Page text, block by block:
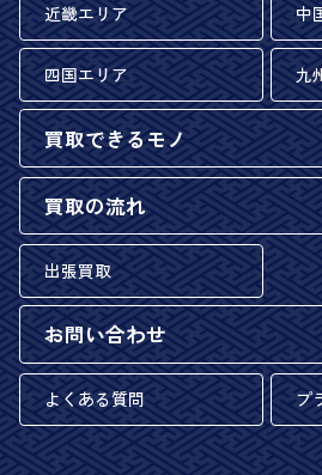
近畿エリア 中
四国エリア 九
買取できるモノ
買取の流れ
出張買取
お問い合わせ
よくある質問 プ